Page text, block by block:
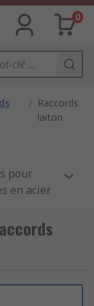
0
/ Raccords
laiton
pour
en acier